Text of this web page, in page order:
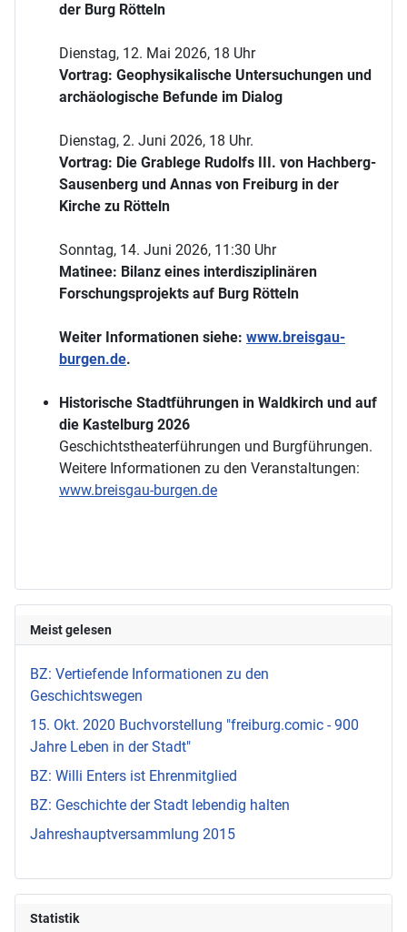
der Burg Rötteln
Dienstag, 12. Mai 2026, 18 Uhr
Vortrag: Geophysikalische Untersuchungen und
archäologische Befunde im Dialog
Dienstag, 2. Juni 2026, 18 Uhr.
Vortrag: Die Grablege Rudolfs III. von Hachberg-
Sausenberg und Annas von Freiburg in der
Kirche zu Rötteln
Sonntag, 14. Juni 2026, 11:30 Uhr
Matinee: Bilanz eines interdisziplinären
Forschungsprojekts auf Burg Rötteln
Weiter Informationen siehe: www.breisgau-
burgen.de.
Historische Stadtführungen in Waldkirch und auf
die Kastelburg 2026
Geschichtstheaterführungen und Burgführungen.
Weitere Informationen zu den Veranstaltungen:
www.breisgau-burgen.de
Meist gelesen
BZ: Vertiefende Informationen zu den
Geschichtswegen
15. Okt. 2020 Buchvorstellung "freiburg.comic - 900
Jahre Leben in der Stadt"
BZ: Willi Enters ist Ehrenmitglied
BZ: Geschichte der Stadt lebendig halten
Jahreshauptversammlung 2015
Statistik